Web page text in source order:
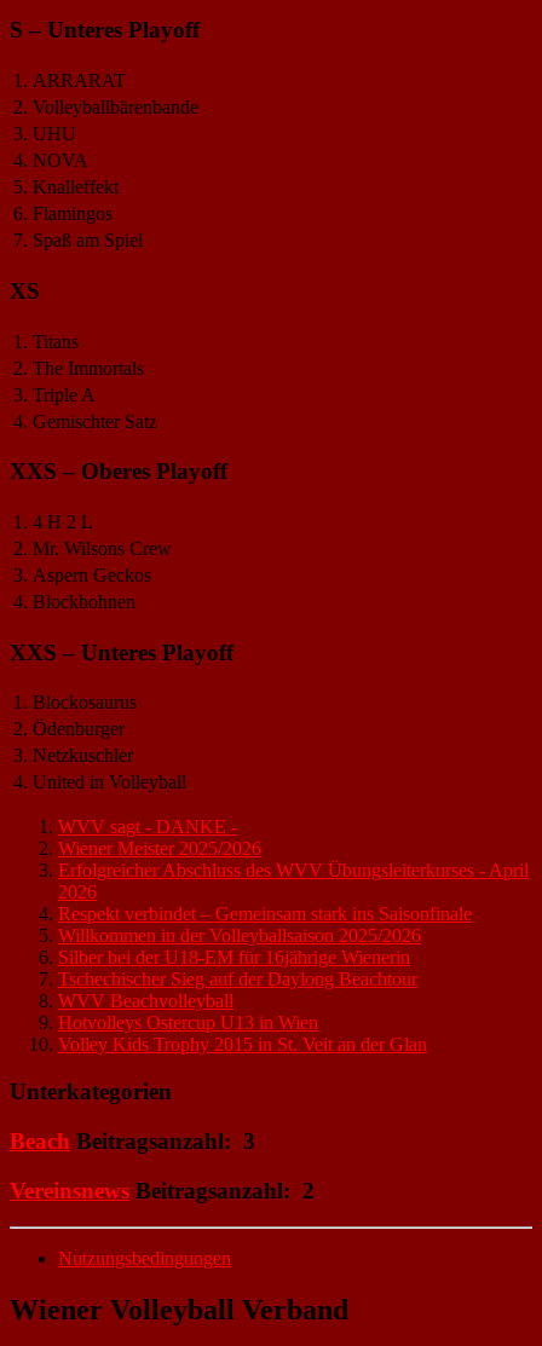
S – Unteres Playoff
1. ARRARAT
2. Volleyballbärenbande
3. UHU
4. NOVA
5. Knalleffekt
6. Flamingos
7. Spaß am Spiel
XS
1. Titans
2. The Immortals
3. Triple A
4. Gemischter Satz
XXS – Oberes Playoff
1. 4 H 2 L
2. Mr. Wilsons Crew
3. Aspern Geckos
4. Blockbohnen
XXS – Unteres Playoff
1. Blockosaurus
2. Ödenburger
3. Netzkuschler
4. United in Volleyball
WVV sagt - DANKE -
Wiener Meister 2025/2026
Erfolgreicher Abschluss des WVV Übungsleiterkurses - April
2026
Respekt verbindet – Gemeinsam stark ins Saisonfinale
Willkommen in der Volleyballsaison 2025/2026
Silber bei der U18-EM für 16jährige Wienerin
Tschechischer Sieg auf der Daylong Beachtour
WVV Beachvolleyball
Hotvolleys Ostercup U13 in Wien
Volley Kids Trophy 2015 in St. Veit an der Glan
Unterkategorien
Beach Beitragsanzahl: 3
Vereinsnews Beitragsanzahl: 2
Nutzungsbedingungen
Wiener Volleyball Verband